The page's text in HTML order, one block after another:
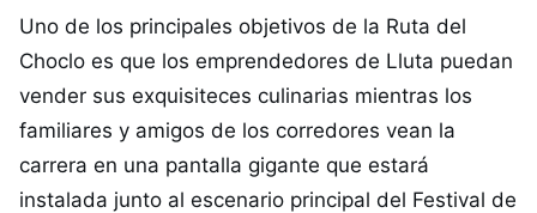
Uno de los principales objetivos de la Ruta del
Choclo es que los emprendedores de Lluta puedan
vender sus exquisiteces culinarias mientras los
familiares y amigos de los corredores vean la
carrera en una pantalla gigante que estará
instalada junto al escenario principal del Festival de